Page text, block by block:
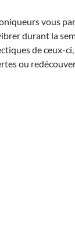
vous
durant la
de ceux-
ou